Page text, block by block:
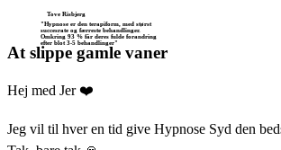
Tove Risbjerg
"Hypnose er den terapiform, med størst
succesrate og færreste behandlinger.
Omkring 93 % får deres fulde forandring
efter blot 3-5 behandlinger"
At slippe gamle vaner
Hej med Jer ❤️
Jeg vil til hver en tid give Hypnose Syd den